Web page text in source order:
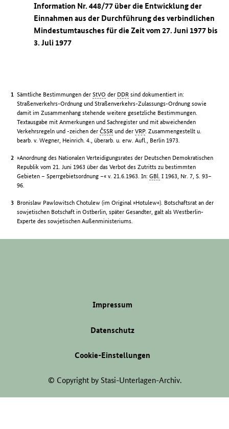
Information Nr. 448/77 über die Entwicklung der
Einnahmen aus der Durchführung des verbindlichen
Mindestumtausches für die Zeit vom 27. Juni 1977 bis
3. Juli 1977
Sämtliche Bestimmungen derStVO der DDR sind dokumentiert in:
Straßenverkehrs-Ordnung und Straßenverkehrs-Zulassungs-Ordnung sowie
damit im Zusammenhang stehende weitere gesetzliche Bestimmungen.
Textausgabe mit Anmerkungen und Sachregister und mit abweichenden
Verkehrsregeln und -zeichen derČSSR und derVRP. Zusammengestellt u.
bearb. v. Wegner, Heinrich. 4., überarb. u. erw. Aufl., Berlin 1973.
»Anordnung des Nationalen Verteidigungsrates der Deutschen Demokratischen
Republik vom 21. Juni 1963 über das Verbot des Zutritts zu bestimmten
Gebieten – Sperrgebietsordnung –« v. 21.6.1963. In:GBl. I 1963, Nr. 7, S. 93–
96.
Bronislaw Pawlowitsch Chotulew (im Original »Hotulew«). Botschaftsrat an der
sowjetischen Botschaft in Ostberlin, später Gesandter, galt als Westberlin-
Experte des sowjetischen Außenministeriums.
Impressum
Datenschutz
Cookie-Einstellungen
© Copyright by Stasi-Unterlagen-Archiv.